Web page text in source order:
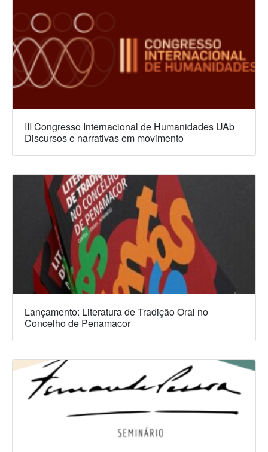
III Congresso Internacional de Humanidades UAb
Discursos e narrativas em movimento
Lançamento: Literatura de Tradição Oral no
Concelho de Penamacor